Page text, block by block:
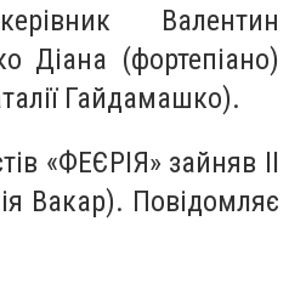
Валентин
Діана (фортепіано)
Гайдамашко).
«ФЕЄРІЯ» зайняв ІІ
Вакар). Повідомляє